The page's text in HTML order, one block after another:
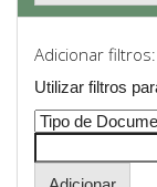
Adicionar filtros:
Utilizar filtros